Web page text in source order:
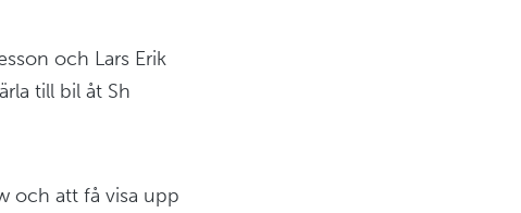
och Lars Erik
till bil åt Sh
och att få visa upp